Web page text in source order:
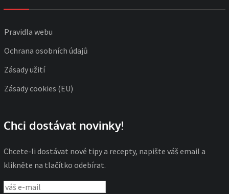
Pravidla webu
Ochrana osobních údajů
Zásady užití
Zásady cookies (EU)
Chci dostávat novinky!
Chcete-li dostávat nové tipy a recepty, napište váš email a
klikněte na tlačítko odebírat.